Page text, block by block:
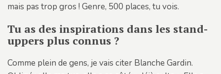
mais pas trop gros ! Genre, 500 places, tu vois.
Tu as des inspirations dans les stand-
uppers plus connus ?
Comme plein de gens, je vais citer Blanche Gardin.